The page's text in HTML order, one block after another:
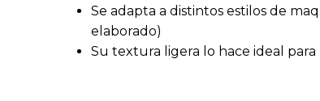
Se adapta a distintos estilos de
elaborado)
Su textura ligera lo hace ideal